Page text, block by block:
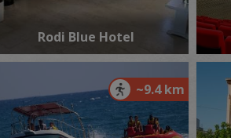
Rodi Blue Hotel
~9.4 km